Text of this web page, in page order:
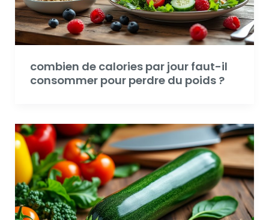
combien de calories par jour faut-il
consommer pour perdre du poids ?